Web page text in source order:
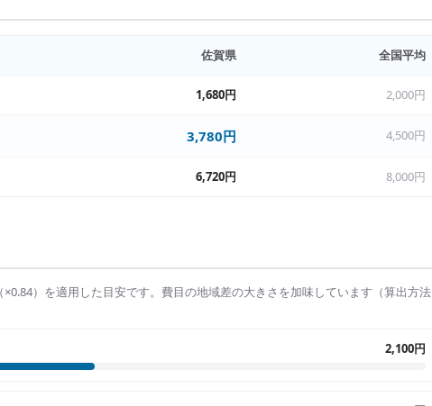
佐賀県 全国平均
1,680円 2,000円
3,780円 4,500円
6,720円 8,000円
×0.84）を適用した目安です。費目の地域差の大きさを加味しています（算出方法
2,100円